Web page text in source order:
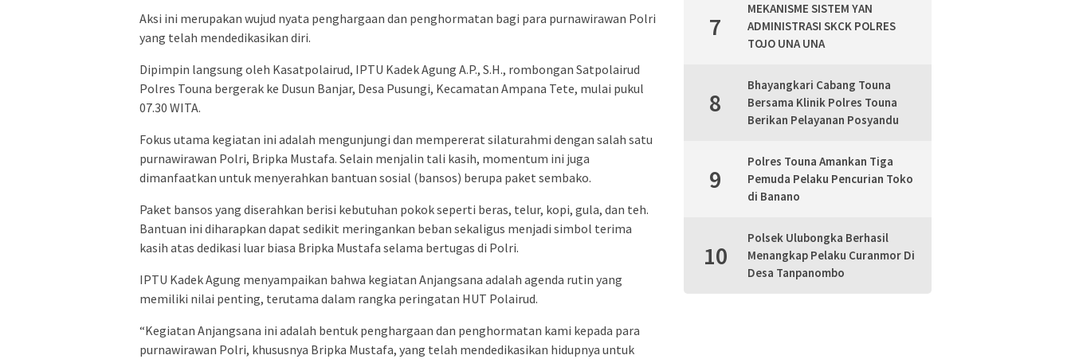
Aksi ini merupakan wujud nyata penghargaan dan penghormatan bagi para purnawirawan Polri
yang telah mendedikasikan diri.
Dipimpin langsung oleh Kasatpolairud, IPTU Kadek Agung A.P., S.H., rombongan Satpolairud
Polres Touna bergerak ke Dusun Banjar, Desa Pusungi, Kecamatan Ampana Tete, mulai pukul
07.30 WITA.
Fokus utama kegiatan ini adalah mengunjungi dan mempererat silaturahmi dengan salah satu
purnawirawan Polri, Bripka Mustafa. Selain menjalin tali kasih, momentum ini juga
dimanfaatkan untuk menyerahkan bantuan sosial (bansos) berupa paket sembako.
Paket bansos yang diserahkan berisi kebutuhan pokok seperti beras, telur, kopi, gula, dan teh.
Bantuan ini diharapkan dapat sedikit meringankan beban sekaligus menjadi simbol terima
kasih atas dedikasi luar biasa Bripka Mustafa selama bertugas di Polri.
IPTU Kadek Agung menyampaikan bahwa kegiatan Anjangsana adalah agenda rutin yang
memiliki nilai penting, terutama dalam rangka peringatan HUT Polairud.
“Kegiatan Anjangsana ini adalah bentuk penghargaan dan penghormatan kami kepada para
purnawirawan Polri, khususnya Bripka Mustafa, yang telah mendedikasikan hidupnya untuk
7
MEKANISME SISTEM YAN
ADMINISTRASI SKCK POLRES
TOJO UNA UNA
8
Bhayangkari Cabang Touna
Bersama Klinik Polres Touna
Berikan Pelayanan Posyandu
9
Polres Touna Amankan Tiga
Pemuda Pelaku Pencurian Toko
di Banano
10
Polsek Ulubongka Berhasil
Menangkap Pelaku Curanmor Di
Desa Tanpanombo